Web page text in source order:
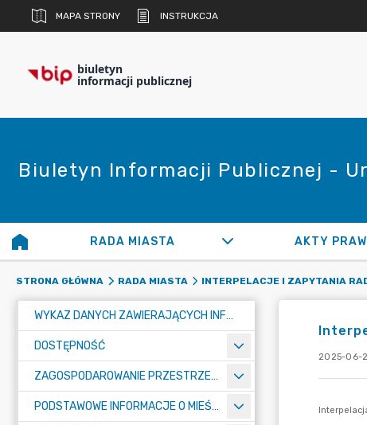
MAPA STRONY INSTRUKCJA
biuletyn
informacji publicznej
Biuletyn Informacji Publicznej -
RADA MIASTA AKTY
STRONA GŁÓWNA RADA MIASTA INTERPELACJE I ZAPYTANIA
WYKAZ DANYCH ZAWIERAJĄCYCH INFORMACJE O ŚRODOWISKU I JEGO OCHRONIE
DOSTĘPNOŚĆ
ZAGOSPODAROWANIE PRZESTRZENNE
PODSTAWOWE INFORMACJE O MIEŚCIE
2025-06-